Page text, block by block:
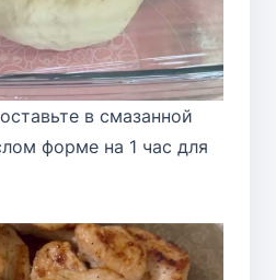
в смазанной
форме на 1 час для